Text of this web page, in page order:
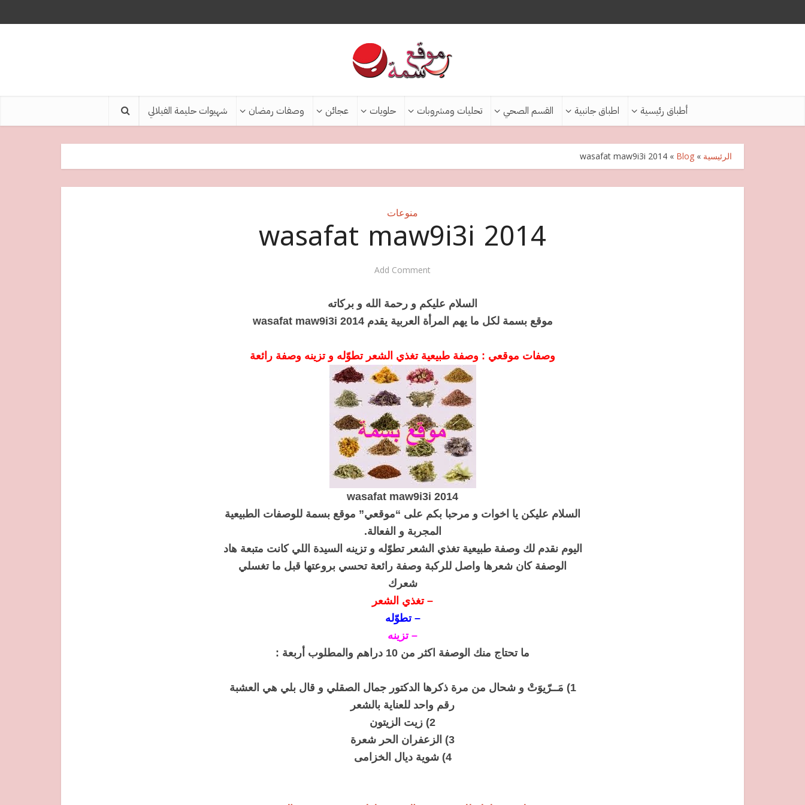
أطباق رئيسية اطباق جانبية القسم الصحي تحليات ومشروبات حلويات عجائن وصفات رمضان شهيوات حليمة الفيلالي
الرئيسية »
Blog
»
wasafat maw9i3i 2014
منوعات
wasafat maw9i3i 2014
Add Comment
السلام عليكم و رحمة الله و بركاته
موقع بسمة لكل ما يهم المرأة العربية يقدم wasafat maw9i3i 2014
وصفات موقعي : وصفة طبيعية تغذي الشعر تطوّله و تزينه وصفة رائعة
wasafat maw9i3i 2014
السلام عليكن يا اخوات و مرحبا بكم على “موقعي” موقع بسمة للوصفات الطبيعية
المجربة و الفعالة.
اليوم نقدم لك وصفة طبيعية تغذي الشعر تطوّله و تزينه السيدة اللي كانت متبعة هاد
الوصفة كان شعرها واصل للركبة وصفة رائعة تحسي بروعتها قبل ما تغسلي
شعرك
– تغذي الشعر
– تطوّله
– تزينه
ما تحتاج منك الوصفة اكثر من 10 دراهم والمطلوب أربعة :
1) مَــرّيوَتْ و شحال من مرة ذكرها الدكتور جمال الصقلي و قال بلي هي العشبة
رقم واحد للعناية بالشعر
2) زيت الزيتون
3) الزعفران الحر شعرة
4) شوية ديال الخزامى